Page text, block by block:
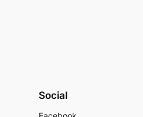
Social